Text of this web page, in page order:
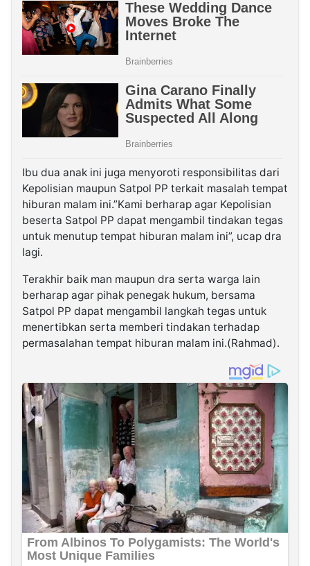
Ibu dua anak ini juga menyoroti responsibilitas dari
Kepolisian maupun Satpol PP terkait masalah tempat
hiburan malam ini.”Kami berharap agar Kepolisian
beserta Satpol PP dapat mengambil tindakan tegas
untuk menutup tempat hiburan malam ini”, ucap dra
lagi.
Terakhir baik man maupun dra serta warga lain
berharap agar pihak penegak hukum, bersama
Satpol PP dapat mengambil langkah tegas untuk
menertibkan serta memberi tindakan terhadap
permasalahan tempat hiburan malam ini.(Rahmad).